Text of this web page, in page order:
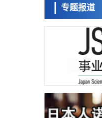
【AI法下篇】如
央大学平野晋教授
科学研究
日本学术会议：
措施？探讨土壤
大阪大学开发基
方法，AI从分子
经济・社会
【AI法上篇】如
感——中央大学平
科学研究
庆应义塾大学阐
专题报道